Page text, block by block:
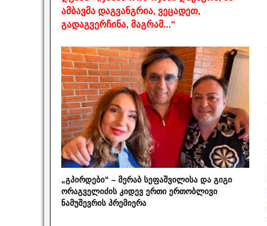
ამბავმა დაგვანგრია, ვეცადეთ,
გადაგვერჩინა, მაგრამ...“
„გპირდები“ – მერაბ სეფაშვილისა და გიგი
ორაგველიძის კიდევ ერთი ერთობლივი
ნამუშევრის პრემიერა